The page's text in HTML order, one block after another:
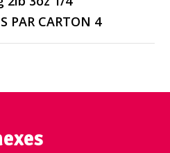
PAR CARTON 4